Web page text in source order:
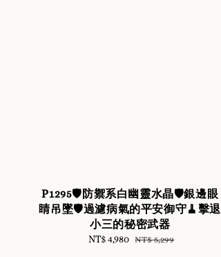
P1295🛡️防禦系白幽靈水晶🛡️銀邊眼
睛吊墜🛡️過濾病氣的平安御守🧹擊退
小三的秘密武器
Sale
NT$ 4,980 Regular
NT$ 5,299